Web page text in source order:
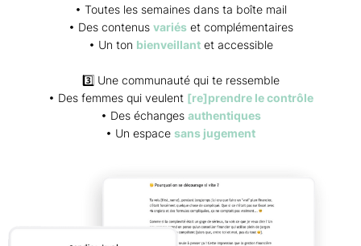
• Toutes les semaines dans ta boîte mail
• Des contenus variéset complémentaires
• Un ton bienveillantet accessible
3️⃣ Une communauté qui te ressemble
• Des femmes qui veulent [re]prendre le contrôle
• Des échanges authentiques
• Un espace sans jugement